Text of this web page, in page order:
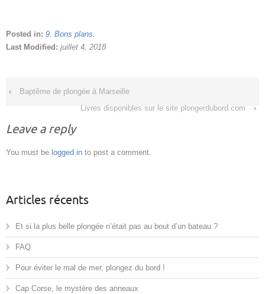
Posted in: 9. Bons plans.
Last Modified: juillet 4, 2018
‹
Baptême de plongée à Marseille
Livres disponibles sur le site plongerdubord.com
›
Leave a reply
You must be logged in to post a comment.
Articles récents
Et si la plus belle plongée n’était pas au bout d’un bateau ?
FAQ
Pour éviter le mal de mer, plongez du bord !
Cap Corse, le mystère des anneaux